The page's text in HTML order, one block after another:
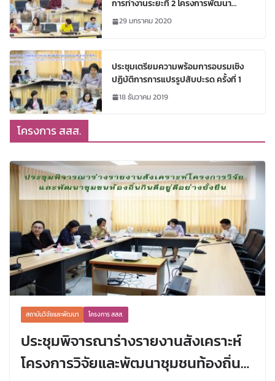
การทำงานระยะที่ 2 โครงการพัฒนา
ผลิตภัณฑ์แปรรูปสับปะรดฯ อำเภอภูเรือ
29 มกราคม 2020
ประชุมเตรียมความพร้อมการอบรมเชิง
ปฏิบัติการการแปรรูปสับปะรด ครั้งที่ 1
18 ธันวาคม 2019
โครงการ สสส.
สถาบันวิจัยและพัฒนา โครงการ สสส.
ประชุมพิจารณาร่างรายงานสังเคราะห์
โครงการวิจัยและพัฒนาชุมชนท้องถิ่น